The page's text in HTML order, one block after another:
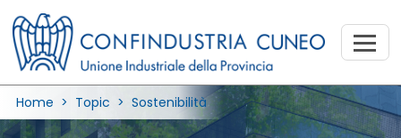
Home > Topic > Sostenibilità